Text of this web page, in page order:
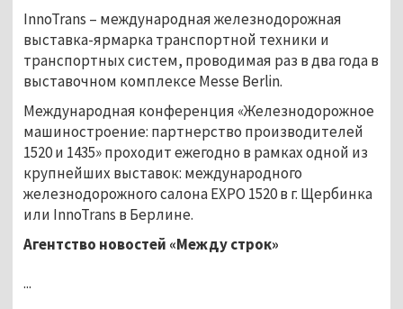
InnoTrans – международная железнодорожная
выставка-ярмарка транспортной техники и
транспортных систем, проводимая раз в два года в
выставочном комплексе Messe Berlin.
Международная конференция «Железнодорожное
машиностроение: партнерство производителей
1520 и 1435» проходит ежегодно в рамках одной из
крупнейших выставок: международного
железнодорожного салона EXPO 1520 в г. Щербинка
или InnoTrans в Берлине.
Агентство новостей «Между строк»
...